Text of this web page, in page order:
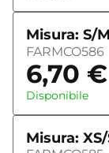
Misura: S/M
FARMCO586
6,70 €
Disponibile
Misura: XS/